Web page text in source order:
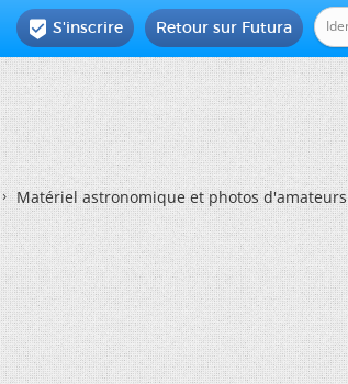
Retour sur Futura
 S'inscrire
Matériel astronomique et photos d'amateurs